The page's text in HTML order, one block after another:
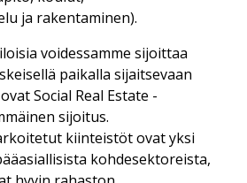
ja rakentaminen).
voidessamme sijoittaa
paikalla sijaitsevaan
Social Real Estate -
sijoitus.
kiinteistöt ovat yksi
kohdesektoreista,